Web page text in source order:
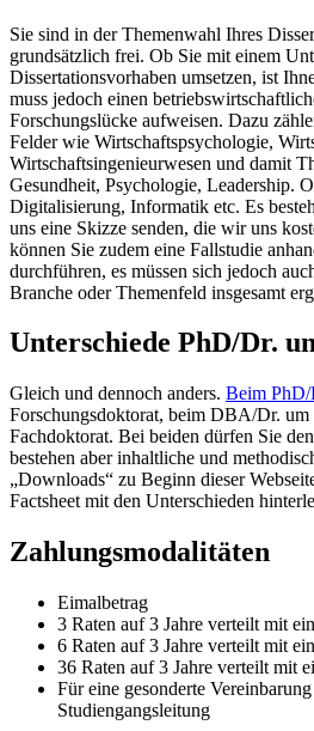
Sie sind in der Themenwahl Ihres
grundsätzlich frei. Ob Sie mit einem
Dissertationsvorhaben umsetzen, ist
muss jedoch einen
Forschungslücke aufweisen. Dazu
Felder wie Wirtschaftspsychologie,
Wirtschaftsingenieurwesen und damit
Gesundheit, Psychologie, Leadership.
Digitalisierung, Informatik etc. Es
uns eine Skizze senden, die wir uns
können Sie zudem eine Fallstudie
durchführen, es müssen sich jedoch
Branche oder Themenfeld insgesamt
Unterschiede PhD/Dr.
Gleich und dennoch anders. Beim PhD/
Forschungsdoktorat, beim DBA/Dr. um
Fachdoktorat. Bei beiden dürfen Sie
bestehen aber inhaltliche und
„Downloads“ zu Beginn dieser
Factsheet mit den Unterschieden
Zahlungsmodalitäten
Eimalbetrag
3 Raten auf 3 Jahre verteilt mit
6 Raten auf 3 Jahre verteilt mit
36 Raten auf 3 Jahre verteilt mit
Für eine gesonderte
Studiengangsleitung